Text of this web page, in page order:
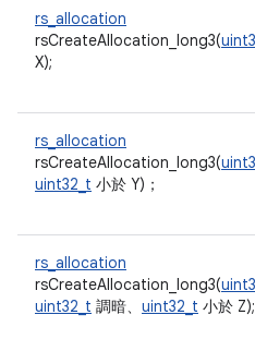
rs_allocation
rsCreateAllocation_long3(
X);
rs_allocation
rsCreateAllocation_long3(
uint32_t 小於 Y)；
rs_allocation
rsCreateAllocation_long3(
uint32_t 調暗、 uint32_t 小於 Z);